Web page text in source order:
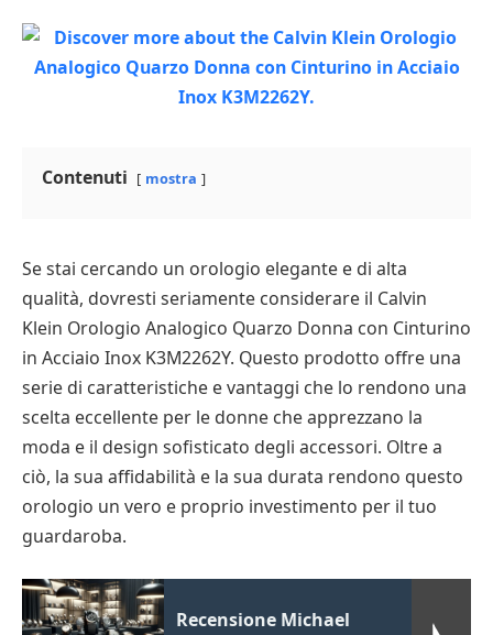
Contenuti mostra
Se stai cercando un orologio elegante e di alta
qualità, dovresti seriamente considerare il Calvin
Klein Orologio Analogico Quarzo Donna con Cinturino
in Acciaio Inox K3M2262Y. Questo prodotto offre una
serie di caratteristiche e vantaggi che lo rendono una
scelta eccellente per le donne che apprezzano la
moda e il design sofisticato degli accessori. Oltre a
ciò, la sua affidabilità e la sua durata rendono questo
orologio un vero e proprio investimento per il tuo
guardaroba.
Recensione Michael